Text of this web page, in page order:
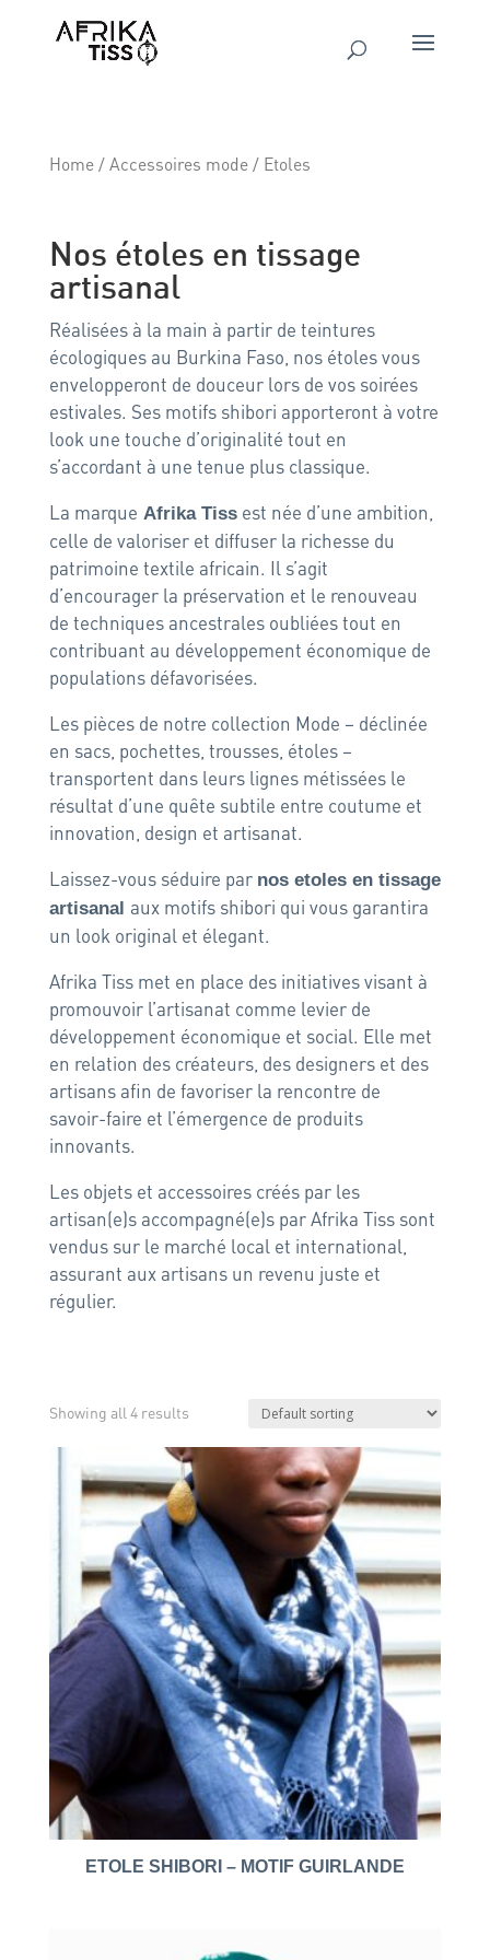
Home/ Accessoires mode/ Etoles
Nos étoles en tissage
artisanal
Réalisées à la main à partir de teintures
écologiques au Burkina Faso, nos étoles vous
envelopperont de douceur lors de vos soirées
estivales. Ses motifs shibori apporteront à votre
look une touche d’originalité tout en
s’accordant à une tenue plus classique.
La marque Afrika Tissest née d’une ambition,
celle de valoriser et diffuser la richesse du
patrimoine textile africain. Il s’agit
d’encourager la préservation et le renouveau
de techniques ancestrales oubliées tout en
contribuant au développement économique de
populations défavorisées.
Les pièces de notre collection Mode – déclinée
en sacs, pochettes, trousses, étoles –
transportent dans leurs lignes métissées le
résultat d’une quête subtile entre coutume et
innovation, design et artisanat.
Laissez-vous séduire par nos etoles en tissage
artisanal aux motifs shibori qui vous garantira
un look original et élegant.
Afrika Tiss met en place des initiatives visant à
promouvoir l’artisanat comme levier de
développement économique et social. Elle met
en relation des créateurs, des designers et des
artisans afin de favoriser la rencontre de
savoir-faire et l’émergence de produits
innovants.
Les objets et accessoires créés par les
artisan(e)s accompagné(e)s par Afrika Tiss sont
vendus sur le marché local et international,
assurant aux artisans un revenu juste et
régulier.
Showing all 4 results
ETOLE SHIBORI – MOTIF GUIRLANDE